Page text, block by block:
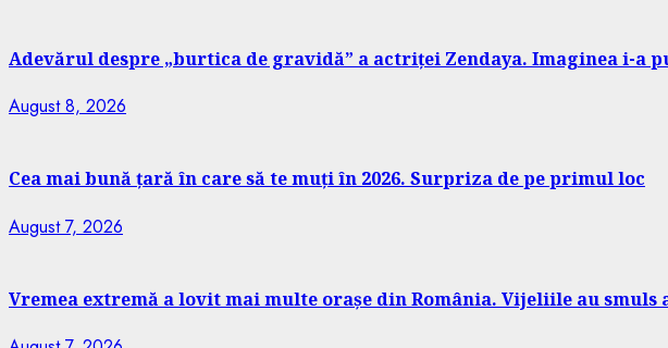
Adevărul despre „burtica de gravidă” a actriței Zendaya. Imaginea i-a
August 8, 2026
Cea mai bună țară în care să te muți în 2026. Surpriza de pe primul loc
August 7, 2026
Vremea extremă a lovit mai multe orașe din România. Vijeliile au